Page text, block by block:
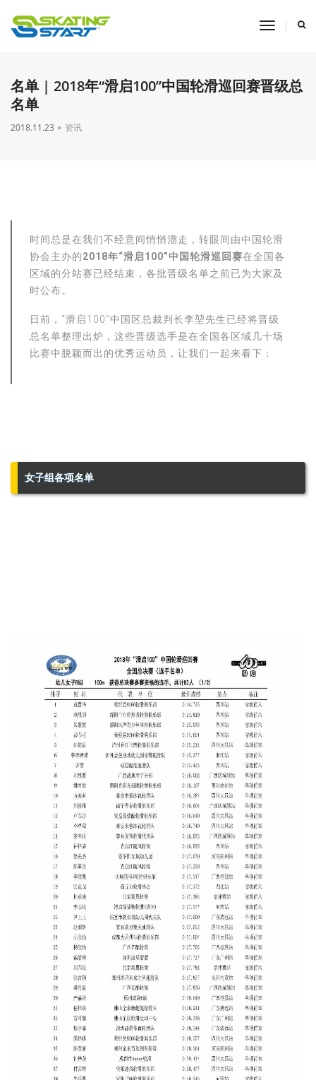
toggle
名单 | 2018年“滑启100”中国轮滑巡回赛晋级总
名单
2018.11.23 资讯
时间总是在我们不经意间悄悄溜走，转眼间由中国轮滑
协会主办的2018年“滑启100”中国轮滑巡回赛在全国各
区域的分站赛已经结束，各批晋级名单之前已为大家及
时公布。
日前，“滑启100”中国区总裁判长李堃先生已经将晋级
总名单整理出炉，这些晋级选手是在全国各区域几十场
比赛中脱颖而出的优秀运动员，让我们一起来看下：
女子组各项名单